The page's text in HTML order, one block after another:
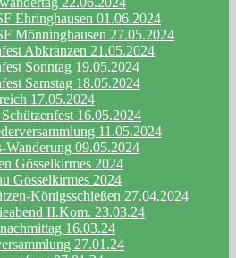
Ehringhausen 01.06.2024
Mönninghausen 27.05.2024
Abkränzen 21.05.2024
Sonntag 19.05.2024
Samstag 18.05.2024
17.05.2024
16.05.2024
11.05.2024
Wanderung 09.05.2024
Gösselkirmes 2024
Gösselkirmes 2024
Königsschießen 27.04.2024
II.Kom. 23.03.24
16.03.24
27.01.24